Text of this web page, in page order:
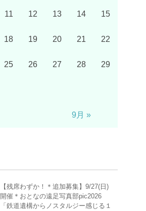
11 12 13 14 15
18 19 20 21 22
25 26 27 28 29
9月 »
【残席わずか！＊追加募集】9/27(日)
開催＊おとなの遠足写真部pic2026
「鉄道遺構からノスタルジー感じる１